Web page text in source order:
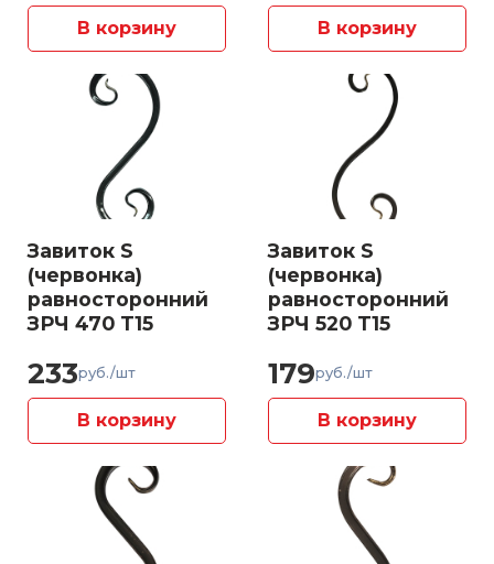
В корзину В корзину
Завиток S
(червонка)
равносторонний
ЗРЧ 470 Т15
233руб./шт
В корзину
Завиток S
(червонка)
равносторонний
ЗРЧ 520 Т15
179руб./шт
В корзину